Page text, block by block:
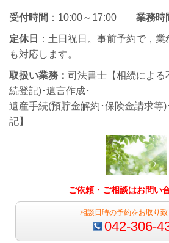
受付時間 ：10:00～17:00 業務時
定休日
：土日祝日。事前予約で，
も対応します。
取扱い業務： 司法書士【相続による
続登記)･遺言作成･
遺産手続(預貯金解約･保険金請求等
記】
ご依頼・ご相談はお問い
相談日時の予約をお取り致
042-306-